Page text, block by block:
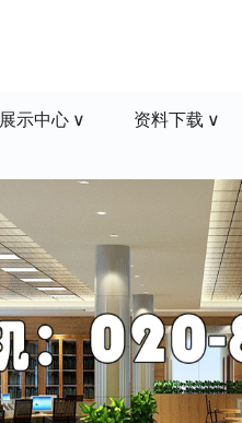
展示中心 资料下载